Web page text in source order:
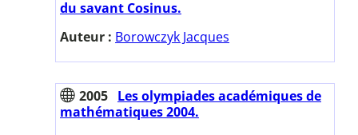
du savant Cosinus.
Auteur : Borowczyk Jacques
2005 Les olympiades académiques de
mathématiques 2004.